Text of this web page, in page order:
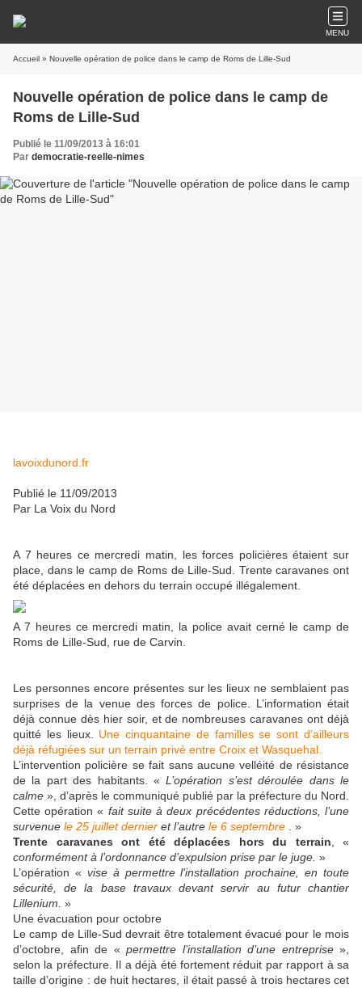
MENU
Accueil » Nouvelle opération de police dans le camp de Roms de Lille-Sud
Nouvelle opération de police dans le camp de
Roms de Lille-Sud
Publié le 11/09/2013 à 16:01
Par democratie-reelle-nimes
lavoixdunord.fr
Publié le 11/09/2013
Par La Voix du Nord
A 7 heures ce mercredi matin, les forces policières étaient sur
place, dans le camp de Roms de Lille-Sud. Trente caravanes ont
été déplacées en dehors du terrain occupé illégalement.
A 7 heures ce mercredi matin, la police avait cerné le camp de
Roms de Lille-Sud, rue de Carvin.
Les personnes encore présentes sur les lieux ne semblaient pas
surprises de la venue des forces de police. L’information était
déjà connue dès hier soir, et de nombreuses caravanes ont déjà
quitté les lieux. Une cinquantaine de familles se sont d’ailleurs
déjà réfugiées sur un terrain privé entre Croix et Wasquehal.
L’intervention policière se fait sans aucune velléité de résistance
de la part des habitants. «L’opération s’est déroulée dans le
calme », d’après le communiqué publié par la préfecture du Nord.
Cette opération « fait suite à deux précédentes réductions, l’une
survenue le 25 juillet dernier et l’autre le 6 septembre . »
Trente caravanes ont été déplacées hors du terrain , «
conformément à l’ordonnance d’expulsion prise par le juge. »
L’opération « vise à permettre l'installation prochaine, en toute
sécurité, de la base travaux devant servir au futur chantier
Lillenium. »
Une évacuation pour octobre
Le camp de Lille-Sud devrait être totalement évacué pour le mois
d’octobre, afin de « permettre l’installation d’une entreprise»,
selon la préfecture. Il a déjà été fortement réduit par rapport à sa
taille d’origine : de huit hectares, il était passé à trois hectares cet